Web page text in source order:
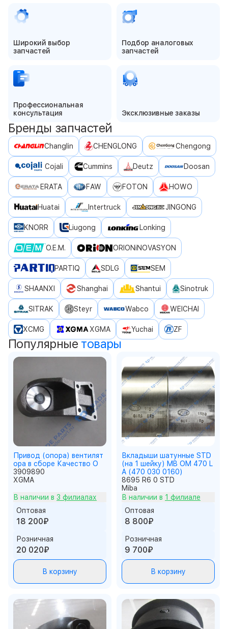
Широкий выбор
запчастей
Подбор аналоговых
запчастей
Профессиональная
консультация
Эксклюзивные заказы
Бренды запчастей
Changlin CHENGLONG Chengong
Cojali Cummins Deutz Doosan
ERATA FAW FOTON HOWO
Huatai Intertruck JINGONG
KNORR Liugong Lonking
O.E.M. ORIONiNOVASYON
PARTIQ SDLG SEM
SHAANXI Shanghai Shantui Sinotruk
SITRAK Steyr Wabco WEICHAI
XCMG XGMA Yuchai ZF
Популярныетовары
Привод (опора) вентилят
ора в сборе Качество О
3909890
XGMA
В наличии в 3 филиалах
Оптовая
18 200₽
Розничная
20 020₽
В корзину
Вкладыши шатунные STD
(на 1 шейку) MB OM 470 L
A (470 030 0160)
8695 R6 0 STD
Miba
В наличии в 1 филиале
Оптовая
8 800₽
Розничная
9 700₽
В корзину